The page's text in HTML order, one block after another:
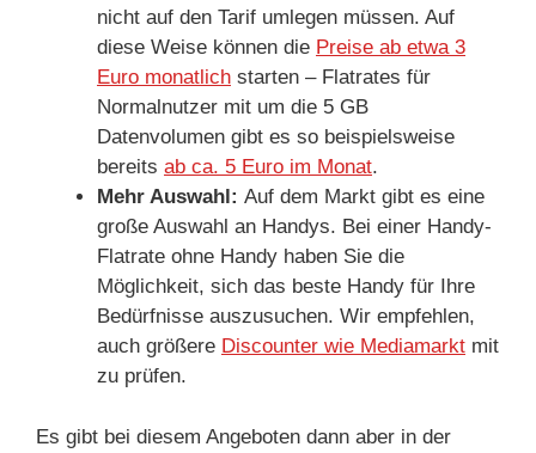
nicht auf den Tarif umlegen müssen. Auf
diese Weise können die Preise ab etwa 3
Euro monatlich starten – Flatrates für
Normalnutzer mit um die 5 GB
Datenvolumen gibt es so beispielsweise
bereits ab ca. 5 Euro im Monat.
Mehr Auswahl: Auf dem Markt gibt es eine
große Auswahl an Handys. Bei einer Handy-
Flatrate ohne Handy haben Sie die
Möglichkeit, sich das beste Handy für Ihre
Bedürfnisse auszusuchen. Wir empfehlen,
auch größere Discounter wie Mediamarkt mit
zu prüfen.
Es gibt bei diesem Angeboten dann aber in der